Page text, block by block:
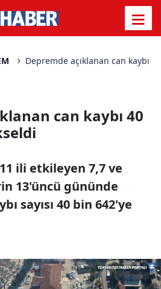
Depremde açıklanan can kaybı
can kaybı 40
ili etkileyen 7,7 ve
13'üncü gününde
sayısı 40 bin 642'ye